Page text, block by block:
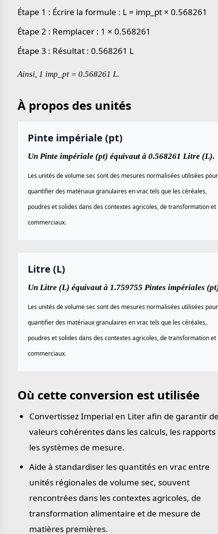
Étape 1 : Écrire la formule : L = imp_pt × 0.568261
Étape 2 : Remplacer : 1 × 0.568261
Étape 3 : Résultat : 0.568261 L
Ainsi, 1 imp_pt = 0.568261 L.
À propos des unités
Pinte impériale (pt)
Un Pinte impériale (pt) équivaut à 0.568261 Litre (L).
Les unités de volume sec sont des mesures normalisées utilisées pour
quantifier des matériaux granulaires en vrac tels que les céréales,
poudres et solides dans des contextes agricoles, de transformation et
commerciaux.
Litre (L)
Un Litre (L) équivaut à 1.759755 Pintes impériales
Les unités de volume sec sont des mesures normalisées utilisées pour
quantifier des matériaux granulaires en vrac tels que les céréales,
poudres et solides dans des contextes agricoles, de transformation et
commerciaux.
Où cette conversion est utilisée
Convertissez Imperial en Liter afin de garantir
valeurs cohérentes dans les calculs, les rapports
les systèmes de mesure.
Aide à standardiser les quantités en vrac entre
unités régionales de volume sec, souvent
rencontrées dans les contextes agricoles, de
transformation alimentaire et de mesure de
matières premières.